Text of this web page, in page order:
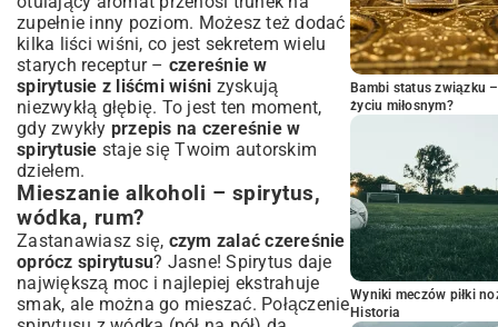
zupełnie inny poziom. Możesz też dodać
kilka liści wiśni, co jest sekretem wielu
starych receptur – czereśnie w
spirytusie z liśćmi wiśni zyskują
niezwykłą głębię. To jest ten moment,
gdy zwykły przepis na czereśnie w
spirytusie staje się Twoim autorskim
dziełem.
Mieszanie alkoholi – spirytus,
wódka, rum?
Zastanawiasz się, czym zalać czereśnie
oprócz spirytusu? Jasne! Spirytus daje
największą moc i najlepiej ekstrahuje
smak, ale można go mieszać. Połączenie
Bambi status związku
życiu miłosnym?
Wyniki meczów piłki
Historia